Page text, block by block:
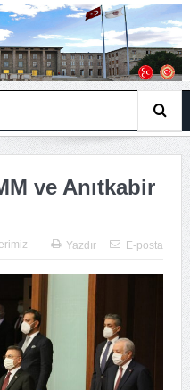
ve Anıtkabir
Yazdır E-posta